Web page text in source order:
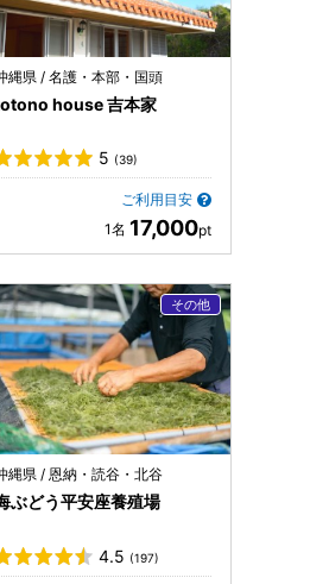
縄県 / 名護・本部・国頭
house 吉本家
5 (39)
ご利用目安
17,000
縄県 / 恩納・読谷・北谷
ぶどう平安座養殖場
4.5 (197)